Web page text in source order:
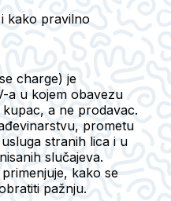
kako pravilno
charge) je
a u kojem obavezu
a ne prodavac.
prometu
stranih lica i u
slučajeva.
kako se
pažnju.